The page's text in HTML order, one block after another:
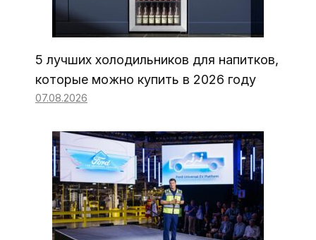
5 лучших холодильников для напитков,
которые можно купить в 2026 году
07.08.2026